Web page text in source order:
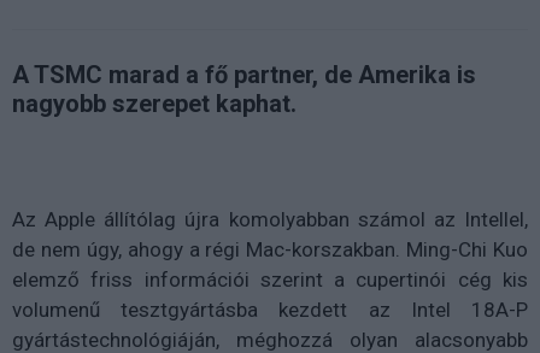
A TSMC marad a fő partner, de Amerika is
nagyobb szerepet kaphat.
Az Apple állítólag újra komolyabban számol az Intellel,
de nem úgy, ahogy a régi Mac-korszakban. Ming-Chi Kuo
elemző friss információi szerint a cupertinói cég kis
volumenű tesztgyártásba kezdett az Intel 18A-P
gyártástechnológiáján, méghozzá olyan alacsonyabb